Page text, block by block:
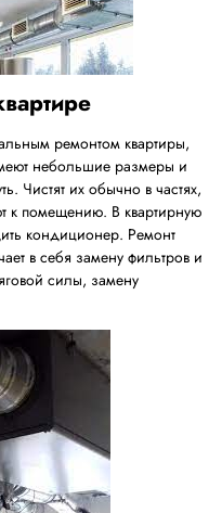
ремонтом квартиры,
небольшие размеры и
Чистят их обычно в частях,
к помещению. В квартирную
кондиционер. Ремонт
в себя замену фильтров и
силы, замену